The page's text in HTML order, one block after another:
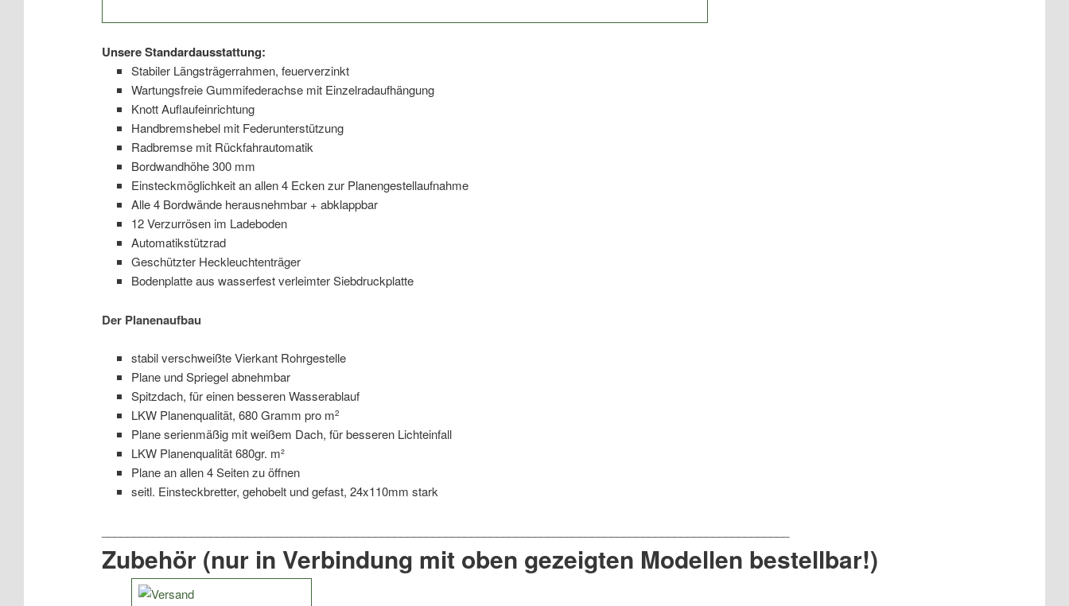
Unsere Standardausstattung:
Stabiler Längsträgerrahmen, feuerverzinkt
Wartungsfreie Gummifederachse mit Einzelradaufhängung
Knott Auflaufeinrichtung
Handbremshebel mit Federunterstützung
Radbremse mit Rückfahrautomatik
Bordwandhöhe 300 mm
Einsteckmöglichkeit an allen 4 Ecken zur Planengestellaufnahme
Alle 4 Bordwände herausnehmbar + abklappbar
12 Verzurrösen im Ladeboden
Automatikstützrad
Geschützter Heckleuchtenträger
Bodenplatte aus wasserfest verleimter Siebdruckplatte
Der Planenaufbau
stabil verschweißte Vierkant Rohrgestelle
Plane und Spriegel abnehmbar
Spitzdach, für einen besseren Wasserablauf
LKW Planenqualität, 680 Gramm pro m2
Plane serienmäßig mit weißem Dach, für besseren Lichteinfall
LKW Planenqualität 680gr. m²
Plane an allen 4 Seiten zu öffnen
seitl. Einsteckbretter, gehobelt und gefast, 24x110mm stark
Zubehör (nur in Verbindung mit oben gezeigten Modellen bestellbar!)